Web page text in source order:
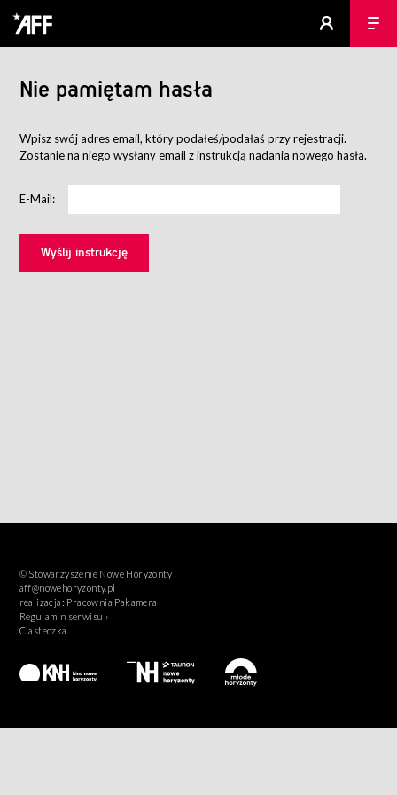
Nie pamiętam hasła
Wpisz swój adres email, który podałeś/podałaś przy rejestracji.
Zostanie na niego wysłany email z instrukcją nadania nowego hasła.
E-Mail:
© Stowarzyszenie Nowe Horyzonty
aff@nowehoryzonty.pl
realizacja: Pracownia Pakamera
Regulamin serwisu ›
Ciasteczka